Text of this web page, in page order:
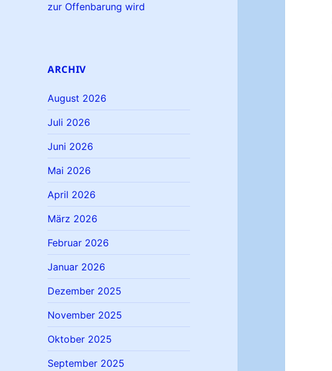
zur Offenbarung wird
ARCHIV
August 2026
Juli 2026
Juni 2026
Mai 2026
April 2026
März 2026
Februar 2026
Januar 2026
Dezember 2025
November 2025
Oktober 2025
September 2025